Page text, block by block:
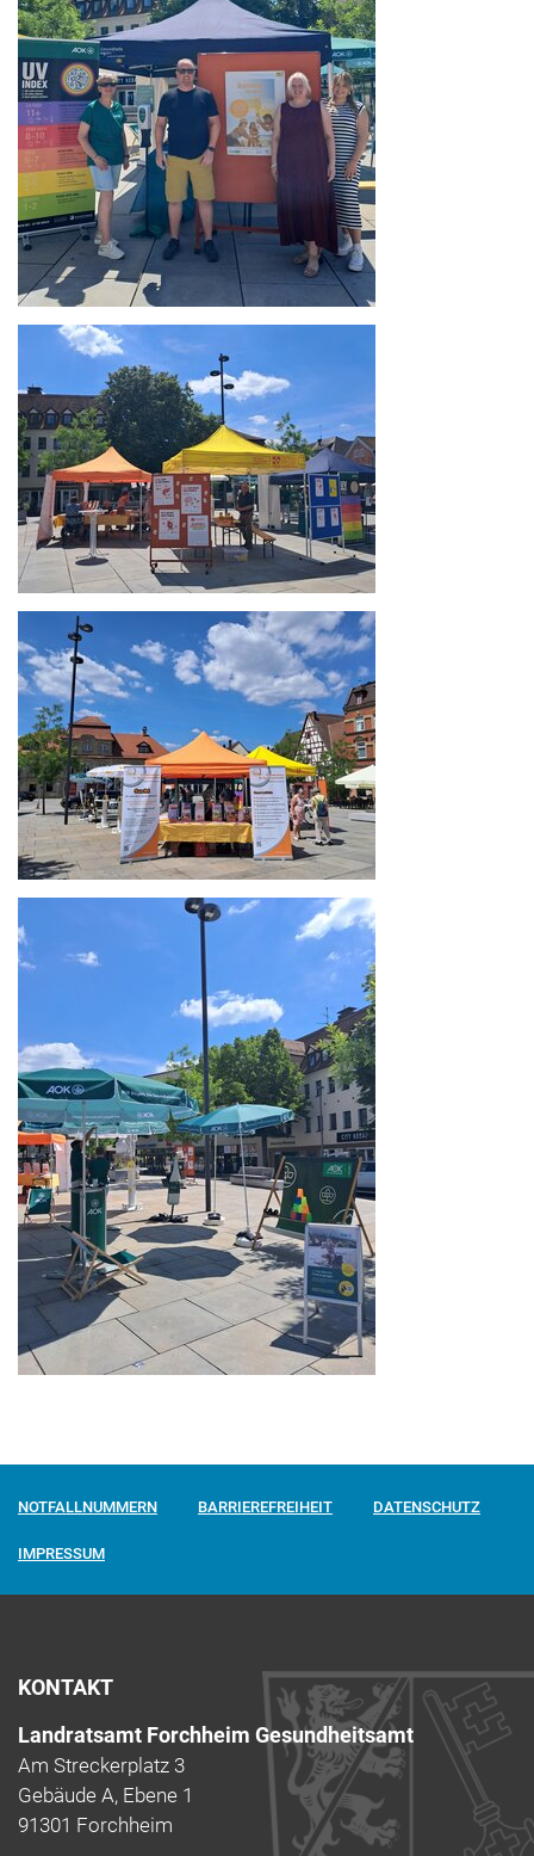
NOTFALLNUMMERN BARRIEREFREIHEIT DATENSCHUTZ
IMPRESSUM
KONTAKT
Landratsamt Forchheim Gesundheitsamt
Am Streckerplatz 3
Gebäude A, Ebene 1
91301 Forchheim